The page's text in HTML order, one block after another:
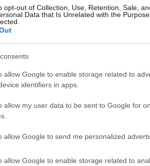
opt-out of Collection, Use, Retention, Sale,
Data that Is Unrelated with the
allow Google to enable storage related to
identifiers in apps.
allow my user data to be sent to Google for
allow Google to send me personalized
allow Google to enable storage related to
favorita dalle quote,
livello, mentre il Paraguay,
in diretta
la partita in
in esclusiva suDAZN la
i Mondiali 2026. Gli abbonati
o ilPass Mondialiper non